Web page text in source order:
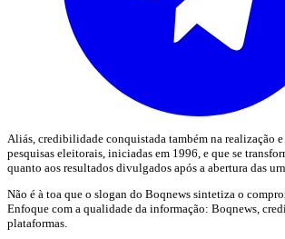
Aliás, credibilidade conquistada também na realização
pesquisas eleitorais, iniciadas em 1996, e que se
quanto aos resultados divulgados após a abertura das
Não é à toa que o slogan do Boqnews sintetiza o
Enfoque com a qualidade da informação: Boqnews,
plataformas.